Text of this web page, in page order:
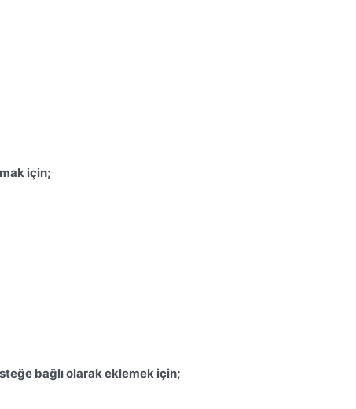
için;
bağlı olarak eklemek için;